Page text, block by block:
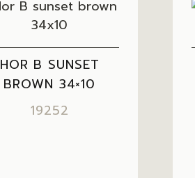
HOR B SUNSET
BROWN 34×10
19252